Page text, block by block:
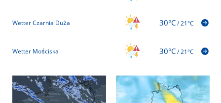
Wetter Czarnia Duża 30°C/21°C
Wetter Mościska 30°C/21°C